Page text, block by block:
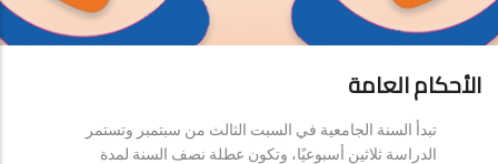
الأحكام العامة
تبدأ السنة الجامعية في السبت الثالث من سبتمبر وتستمر
الدراسة ثلاثين أسبوعيًا، وتكون عطلة نصف السنة لمدة